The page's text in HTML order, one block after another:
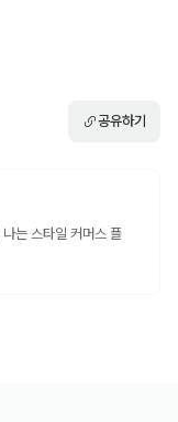
공유하기
는 스타일 커머스 플